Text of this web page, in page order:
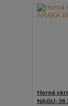
Horná
NAGU-36